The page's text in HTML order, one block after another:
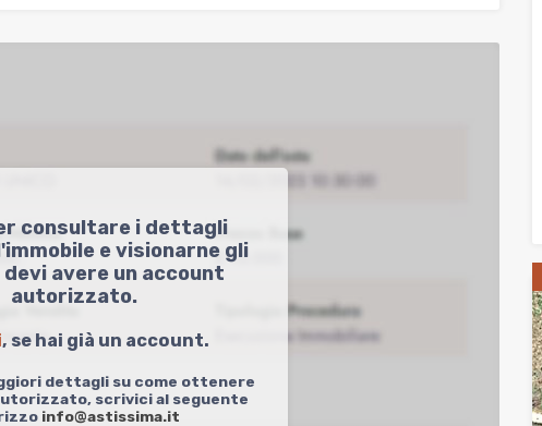
consultare i dettagli
e visionarne gli
avere un account
autorizzato.
, se hai già un account.
dettagli su come ottenere
scrivici al seguente
info@astissima.it